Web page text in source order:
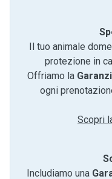
Il tuo animale
protezione in
Offriamo la
ogni
Scopri
Includiamo una